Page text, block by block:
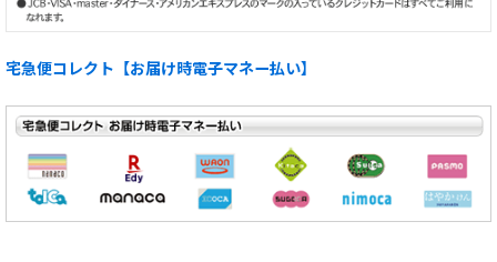
宅急便コレクト【お届け時電子マネー払い】